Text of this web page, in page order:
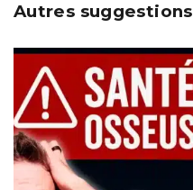
Autres suggestions